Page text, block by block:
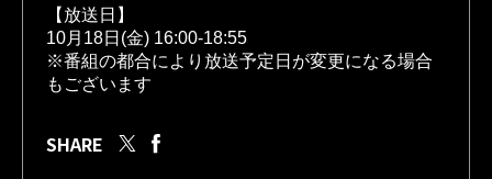
LIVE
BIOGRAPHY
【放送日】
10月18日(金) 16:00-18:55
※番組の都合により放送予定日が変更になる場合
もございます
SHARE